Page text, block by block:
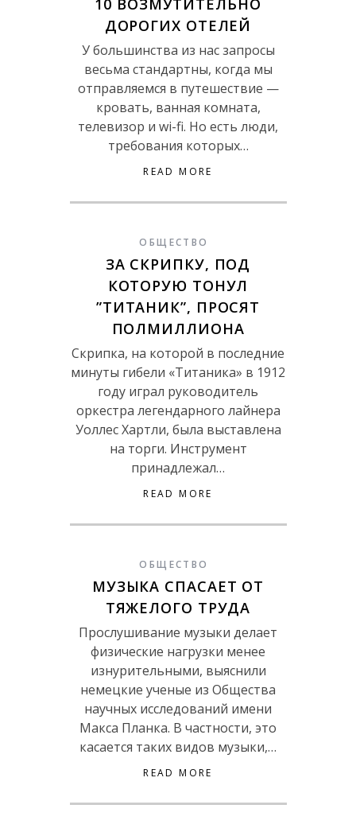
10 ВОЗМУТИТЕЛЬНО
ДОРОГИХ ОТЕЛЕЙ
У большинства из нас запросы
весьма стандартны, когда мы
отправляемся в путешествие —
кровать, ванная комната,
телевизор и wi-fi. Но есть люди,
требования которых…
READ MORE
ОБЩЕСТВО
ЗА СКРИПКУ, ПОД
КОТОРУЮ ТОНУЛ
”ТИТАНИК”, ПРОСЯТ
ПОЛМИЛЛИОНА
Скрипка, на которой в последние
минуты гибели «Титаника» в 1912
году играл руководитель
оркестра легендарного лайнера
Уоллес Хартли, была выставлена
на торги. Инструмент
принадлежал…
READ MORE
ОБЩЕСТВО
МУЗЫКА СПАСАЕТ ОТ
ТЯЖЕЛОГО ТРУДА
Прослушивание музыки делает
физические нагрузки менее
изнурительными, выяснили
немецкие ученые из Общества
научных исследований имени
Макса Планка. В частности, это
касается таких видов музыки,…
READ MORE